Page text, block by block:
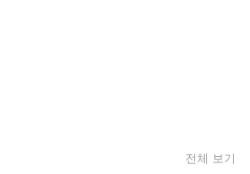
전체 보기